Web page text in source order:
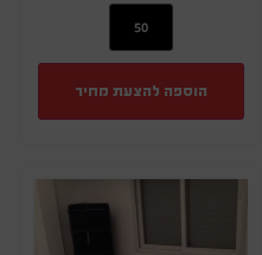
הוספה להצעת מחיר